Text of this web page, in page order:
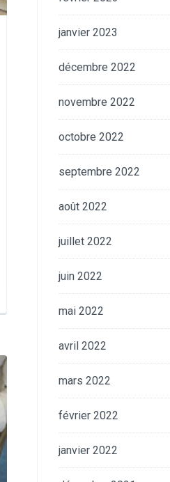
janvier 2023
décembre 2022
novembre 2022
octobre 2022
septembre 2022
août 2022
juillet 2022
juin 2022
mai 2022
avril 2022
mars 2022
février 2022
janvier 2022